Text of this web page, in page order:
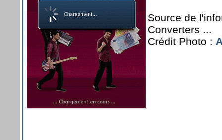
Source de
Converters ...
Crédit Photo :